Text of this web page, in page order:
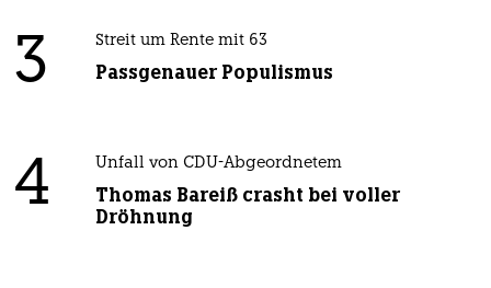
3 Streit um Rente mit 63
Passgenauer Populismus
4 Unfall von CDU-Abgeordnetem
Thomas Bareiß crasht bei voller
Dröhnung